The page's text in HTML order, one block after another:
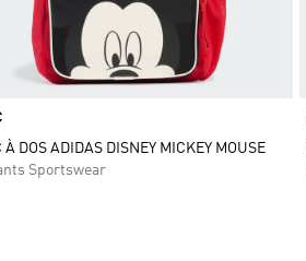
À DOS ADIDAS DISNEY MICKEY MOUSE
Sportswear